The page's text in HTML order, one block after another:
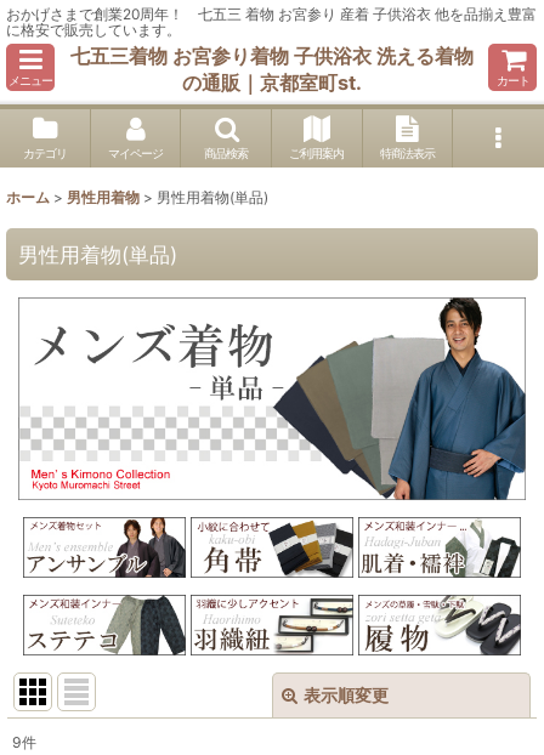
おかげさまで創業20周年！ 七五三 着物 お宮参り 産着 子供浴衣 他を品揃え豊富
に格安で販売しています。
メニュー
七五三着物 お宮参り着物 子供浴衣 洗える着物
の通販｜京都室町st.
カート
カテゴリ マイページ 商品検索 ご利用案内 特商法表示
ホーム > 男性用着物 > 男性用着物(単品)
男性用着物(単品)
表示順変更
9件